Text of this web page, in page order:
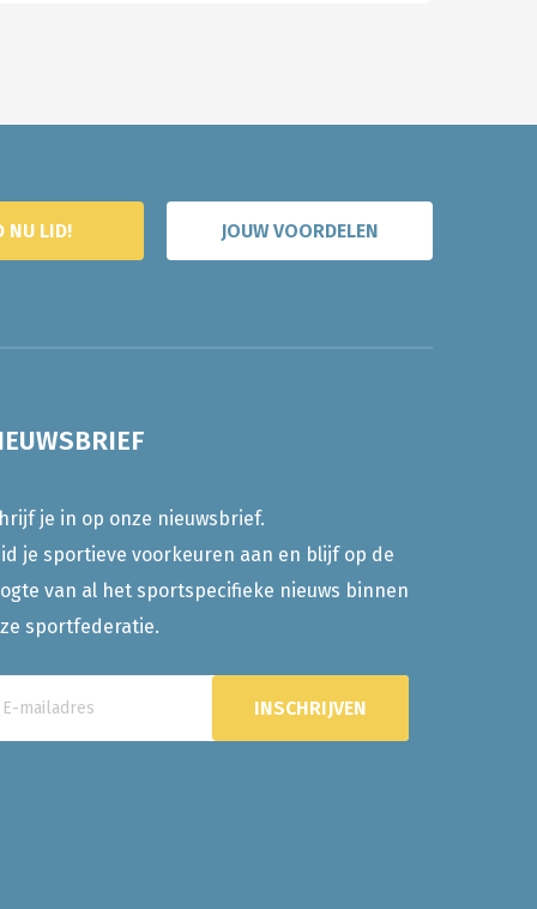
NU LID! JOUW VOORDELEN
je in op onze nieuwsbrief.
je sportieve voorkeuren aan en blijf op de
van al het sportspecifieke nieuws binnen
sportfederatie.